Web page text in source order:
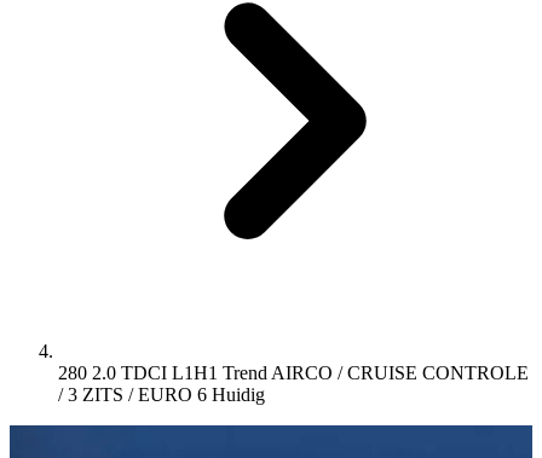
280 2.0 TDCI L1H1 Trend AIRCO / CRUISE CONTROLE
/ 3 ZITS / EURO 6 Huidig